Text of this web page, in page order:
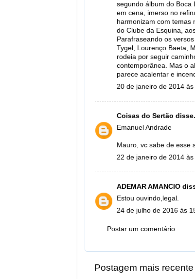
segundo álbum do Boca
em cena, imerso no
harmonizam com temas
do Clube da Esquina,
Parafraseando os
Tygel, Lourenço Baeta,
rodeia por seguir
contemporânea. Mas o
parece acalentar e
20 de janeiro de 2014 às
Coisas do Sertão
Emanuel Andrade
Mauro, vc sabe de esse
22 de janeiro de 2014
ADEMAR AMANCIO
Estou ouvindo,legal.
24 de julho de 2016 às
Postar um comentário
Postagem mais recente